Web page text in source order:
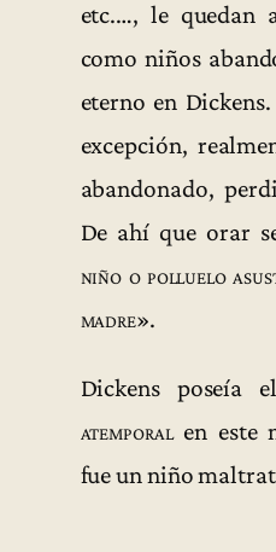
etc.…, le quedan
como niños
eterno en
excepción,
abandonado,
De ahí que orar
niño o polluelo
madre».
Dickens poseía
atemporalen este
fue un niño